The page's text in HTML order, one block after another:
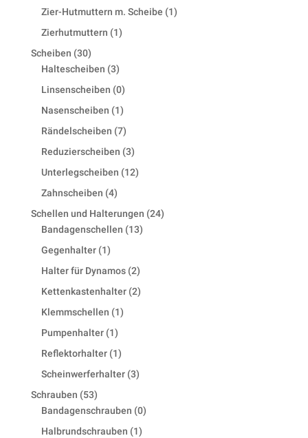
products
Zier-Hutmuttern m. Scheibe 11
Zierhutmuttern 11
Scheiben 3030
products
Haltescheiben 33
products
Linsenscheiben 00
products
Nasenscheiben 11
product
Rändelscheiben 77
products
Reduzierscheiben 33
products
Unterlegscheiben 1212
Zahnscheiben 44
products
Schellen und Halterungen 2424
Bandagenschellen 1313
Gegenhalter 11
product
Halter für Dynamos 22
products
Kettenkastenhalter 22
Klemmschellen 11
Pumpenhalter 11
product
Reflektorhalter 11
product
Scheinwerferhalter 33
Schrauben 5353
products
Bandagenschrauben 00
Halbrundschrauben 11